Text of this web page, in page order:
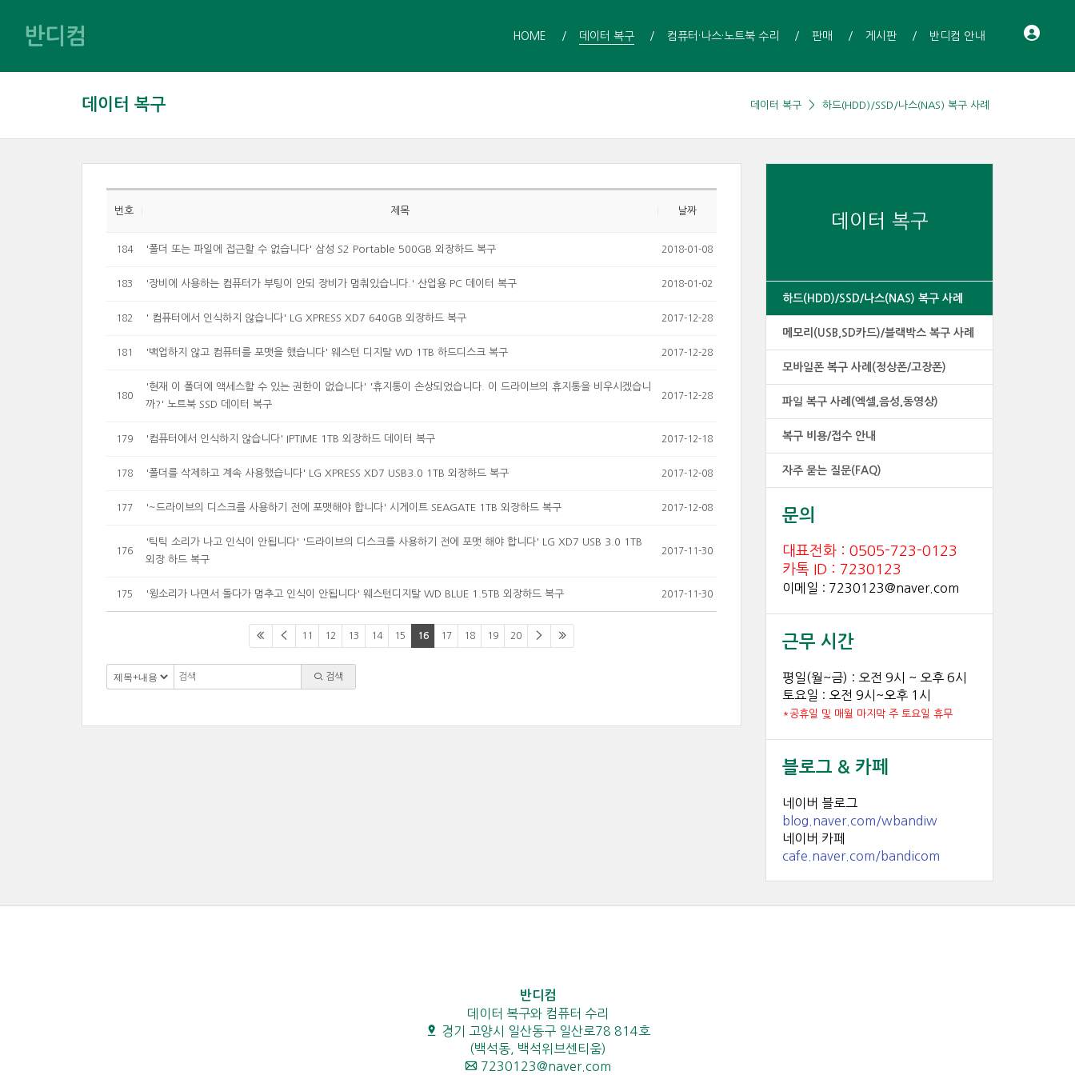
반디컴 HOME 데이터 복구 컴퓨터·나스·노트북 수리 판매 게시판 반디컴 안내
데이터 복구 데이터 복구 하드(HDD)/SSD/나스(NAS) 복구 사례
데이터 복구
하드(HDD)/SSD/나스(NAS) 복구 사례
메모리(USB,SD카드)/블랙박스 복구 사례
모바일폰 복구 사례(정상폰/고장폰)
파일 복구 사례(엑셀,음성,동영상)
복구 비용/접수 안내
자주 묻는 질문(FAQ)
문의
대표전화 : 0505-723-0123
카톡 ID : 7230123
이메일 : 7230123@naver.com
근무 시간
평일(월~금) : 오전 9시 ~ 오후 6시
토요일 : 오전 9시~오후 1시
*공휴일 및 매월 마지막 주 토요일 휴무
블로그 & 카페
네이버 블로그
blog.naver.com/wbandiw
네이버 카페
cafe.naver.com/bandicom
번호 제목 날짜
184 '폴더 또는 파일에 접근할 수 없습니다' 삼성 S2 Portable 500GB 외장하드 복구 2018-01-08
183 '장비에 사용하는 컴퓨터가 부팅이 안되 장비가 멈춰있습니다.' 산업용 PC 데이터 복구 2018-01-02
182 ' 컴퓨터에서 인식하지 않습니다' LG XPRESS XD7 640GB 외장하드 복구 2017-12-28
181 '백업하지 않고 컴퓨터를 포맷을 했습니다' 웨스턴 디지탈 WD 1TB 하드디스크 복구 2017-12-28
180
'현재 이 폴더에 액세스할 수 있는 권한이 없습니다' '휴지통이 손상되었습니다. 이 드라이브의 휴지통을 비우시겠습니
까?' 노트북 SSD 데이터 복구
2017-12-28
179 '컴퓨터에서 인식하지 않습니다' IPTIME 1TB 외장하드 데이터 복구 2017-12-18
178 '폴더를 삭제하고 계속 사용했습니다' LG XPRESS XD7 USB3.0 1TB 외장하드 복구 2017-12-08
177 '~드라이브의 디스크를 사용하기 전에 포맷해야 합니다' 시게이트 SEAGATE 1TB 외장하드 복구 2017-12-08
176
'틱틱 소리가 나고 인식이 안됩니다' '드라이브의 디스크를 사용하기 전에 포맷 해야 합니다' LG XD7 USB 3.0 1TB
외장 하드 복구
2017-11-30
175 '윙소리가 나면서 돌다가 멈추고 인식이 안됩니다' 웨스턴디지탈 WD BLUE 1.5TB 외장하드 복구 2017-11-30
11 12 13 14 15 16 17 18 19 20
검색
반디컴
데이터 복구와 컴퓨터 수리
경기 고양시 일산동구 일산로78 814호
(백석동, 백석위브센티움)
7230123@naver.com